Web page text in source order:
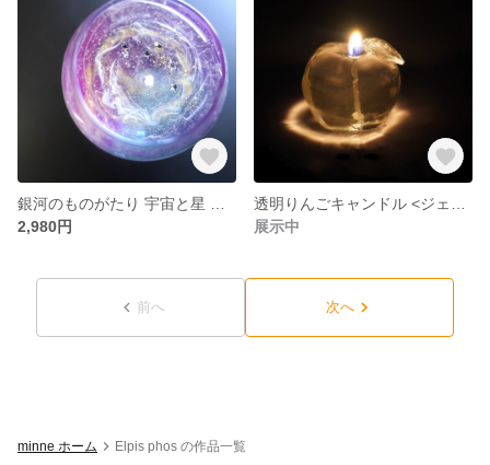
2,980円
展示中
前へ 次へ
minne ホーム Elpis phos の作品一覧